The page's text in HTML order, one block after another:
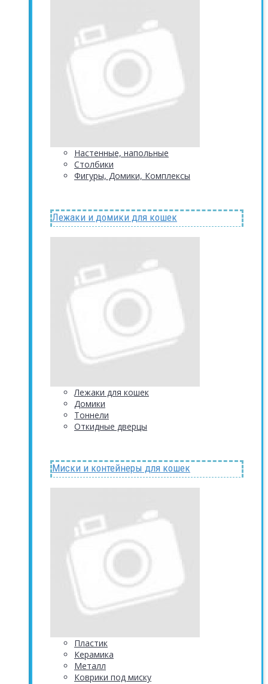
Настенные, напольные
Столбики
Фигуры, Домики, Комплексы
Лежаки и домики для кошек
Лежаки для кошек
Домики
Тоннели
Откидные дверцы
Миски и контейнеры для кошек
Пластик
Керамика
Металл
Коврики под миску